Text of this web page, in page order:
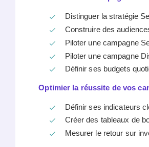
Distinguer la stratégie
Construire des
Piloter une campagne
Piloter une campagne
Définir ses budgets
Optimier la réussite de vos
Définir ses indicateurs
Créer des tableaux de
Mesurer le retour sur